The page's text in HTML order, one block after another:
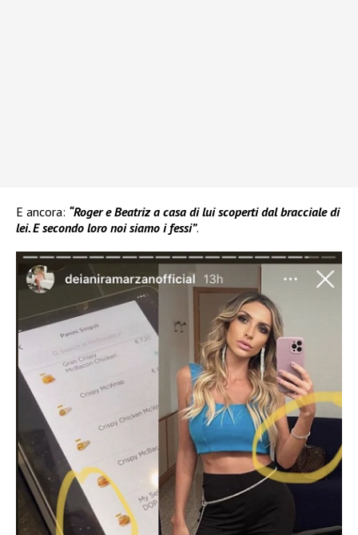
E ancora: “Roger e Beatriz a casa di lui scoperti dal bracciale di
lei. E secondo loro noi siamo i fessi”.